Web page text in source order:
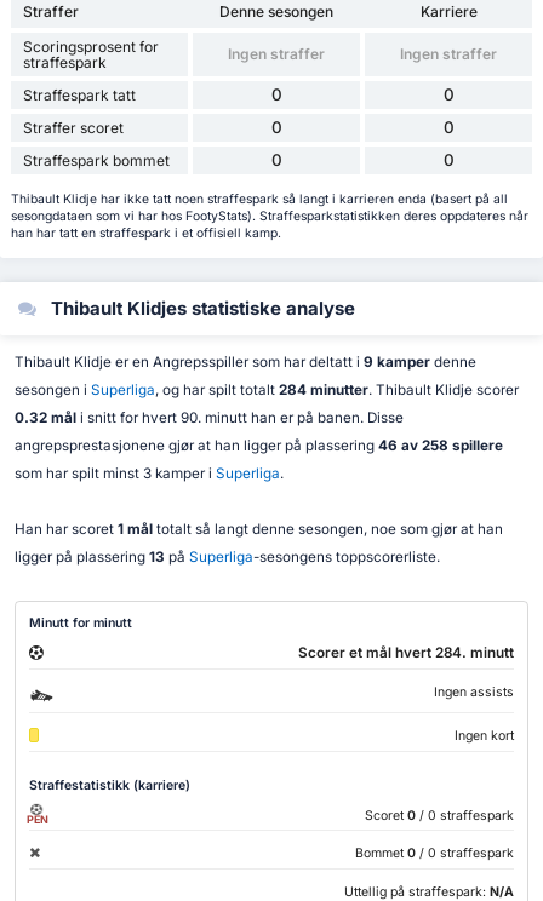
Straffer Denne sesongen
Karriere
Scoringsprosent for
straffespark
Ingen straffer Ingen straffer
Straffespark tatt 0 0
Straffer scoret 0 0
Straffespark bommet 0 0
Thibault Klidje har ikke tatt noen straffespark så langt i karrieren enda (basert på all
sesongdataen som vi har hos FootyStats). Straffesparkstatistikken deres oppdateres når
han har tatt en straffespark i et offisiell kamp.
Thibault Klidjes statistiske analyse
Thibault Klidje er en Angrepsspiller som har deltatt i 9 kamperdenne
sesongen i Superliga, og har spilt totalt 284 minutter. Thibault Klidje scorer
0.32 måli snitt for hvert 90. minutt han er på banen. Disse
angrepsprestasjonene gjør at han ligger på plassering 46 av 258 spillere
som har spilt minst 3 kamper i Superliga.
Han har scoret 1 måltotalt så langt denne sesongen, noe som gjør at han
ligger på plassering 13 på Superliga-sesongens toppscorerliste.
Minutt for minutt
Scorer et mål hvert 284. minutt
Ingen assists
Ingen kort
Straffestatistikk (karriere)
PEN Scoret 0 / 0 straffespark
Bommet 0 / 0 straffespark
Uttellig på straffespark: N/A